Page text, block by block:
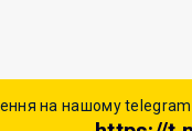
на нашому telegram